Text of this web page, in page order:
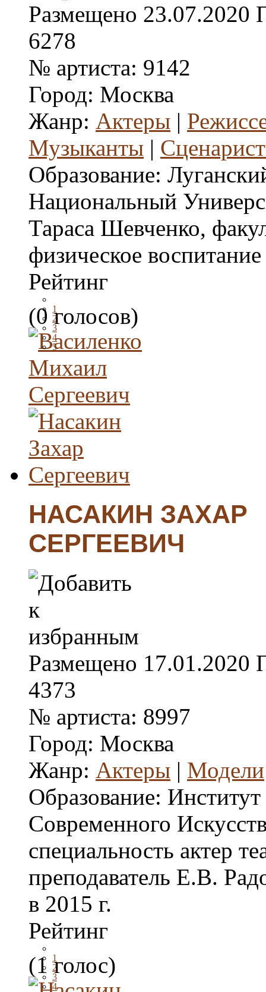
Размещено 23.07.2020
6278
№ артиста: 9142
Город: Москва
Жанр: Актеры |
Музыканты |
Образование:
Национальный
Тараса Шевченко,
физическое воспитание
Рейтинг
1
2
3
4
5
(0 голосов)
НАСАКИН ЗАХАР
СЕРГЕЕВИЧ
Размещено 17.01.2020
4373
№ артиста: 8997
Город: Москва
Жанр: Актеры | Модели
Образование: Институт
Современного
специальность актер
преподаватель Е.В.
в 2015 г.
Рейтинг
1
2
3
4
(1 голос)